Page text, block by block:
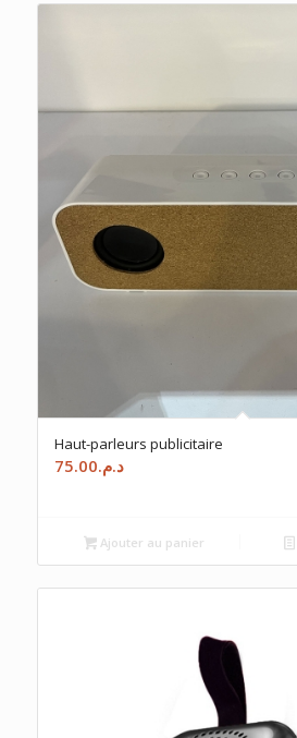
Haut-parleurs publicitaire
د.م.75.00
Ajouter au panier